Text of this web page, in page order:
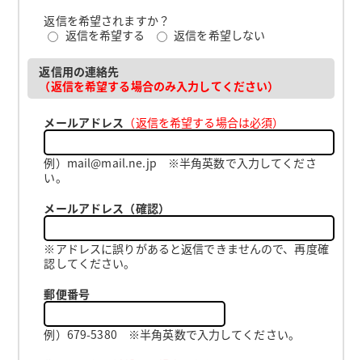
返信を希望されますか？
返信を希望する
返信を希望しない
返信用の連絡先
（返信を希望する場合のみ入力してください）
メールアドレス （返信を希望する場合は必須）
例）mail@mail.ne.jp ※半角英数で入力してくださ
い。
メールアドレス（確認）
※アドレスに誤りがあると返信できませんので、再度確
認してください。
郵便番号
例）679-5380 ※半角英数で入力してください。